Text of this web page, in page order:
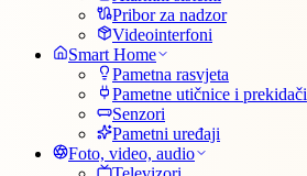
Pribor za nadzor
Videointerfoni
Smart Home
Pametna rasvjeta
Pametne utičnice i prekidači
Senzori
Pametni uređaji
Foto, video, audio